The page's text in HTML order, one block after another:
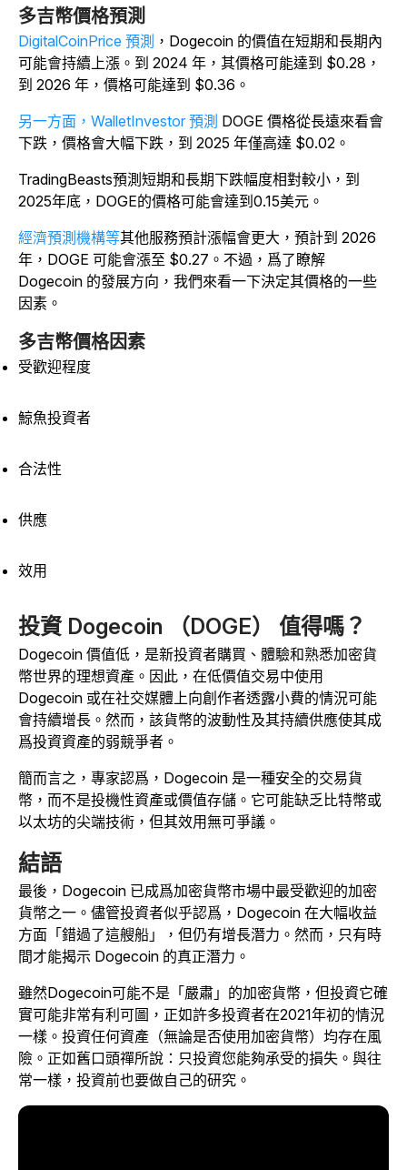
多吉幣價格預測
DigitalCoinPrice 預測 ，Dogecoin 的價值在短期和長期內
可能會持續上漲。到 2024 年，其價格可能達到 $0.28，
到 2026 年，價格可能達到 $0.36。
另一方面，WalletInvestor 預測 DOGE 價格從長遠來看會
下跌，價格會大幅下跌，到 2025 年僅高達 $0.02。
TradingBeasts預測短期和長期下跌幅度相對較小，到
2025年底，DOGE的價格可能會達到0.15美元。
經濟預測機構等其他服務預計漲幅會更大，預計到 2026
年，DOGE 可能會漲至 $0.27。不過，爲了瞭解
Dogecoin 的發展方向，我們來看一下決定其價格的一些
因素。
多吉幣價格因素
受歡迎程度
鯨魚投資者
合法性
供應
效用
投資 Dogecoin （DOGE） 值得嗎？
Dogecoin 價值低，是新投資者購買、體驗和熟悉加密貨
幣世界的理想資產。因此，在低價值交易中使用
Dogecoin 或在社交媒體上向創作者透露小費的情況可能
會持續增長。然而，該貨幣的波動性及其持續供應使其成
爲投資資產的弱競爭者。
簡而言之，專家認爲，Dogecoin 是一種安全的交易貨
幣，而不是投機性資產或價值存儲。它可能缺乏比特幣或
以太坊的尖端技術，但其效用無可爭議。
結語
最後，Dogecoin 已成爲加密貨幣市場中最受歡迎的加密
貨幣之一。儘管投資者似乎認爲，Dogecoin 在大幅收益
方面「錯過了這艘船」，但仍有增長潛力。然而，只有時
間才能揭示 Dogecoin 的真正潛力。
雖然Dogecoin可能不是「嚴肅」的加密貨幣，但投資它確
實可能非常有利可圖，正如許多投資者在2021年初的情況
一樣。投資任何資產（無論是否使用加密貨幣）均存在風
險。正如舊口頭禪所說：只投資您能夠承受的損失。與往
常一樣，投資前也要做自己的研究。